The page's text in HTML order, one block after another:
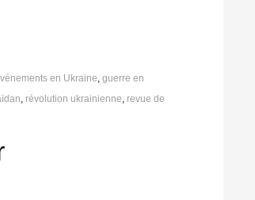
en Ukraine ,guerre en
révolution ukrainienne
revue de